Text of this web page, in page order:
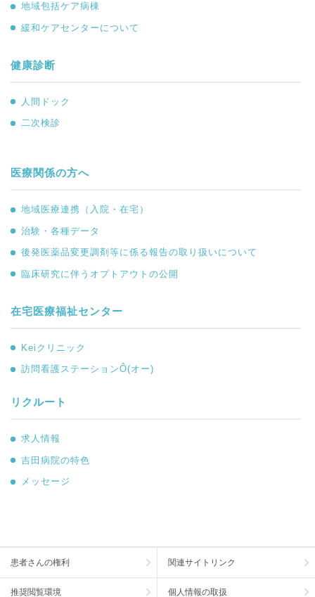
地域包括ケア病棟
緩和ケアセンターについて
健康診断
人間ドック
二次検診
医療関係の方へ
地域医療連携（入院・在宅）
治験・各種データ
後発医薬品変更調剤等に係る報告の取り扱いについて
臨床研究に伴うオプトアウトの公開
在宅医療福祉センター
Keiクリニック
訪問看護ステーションÔ(オー)
リクルート
求人情報
吉田病院の特色
メッセージ
患者さんの権利 関連サイトリンク
推奨閲覧環境 個人情報の取扱